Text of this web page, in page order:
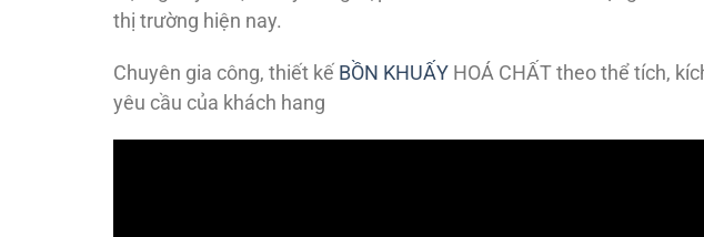
thị trường hiện nay.
Chuyên gia công, thiết kế BỒN KHUẤY HOÁ CHẤT theo thể tích,
yêu cầu của khách hang